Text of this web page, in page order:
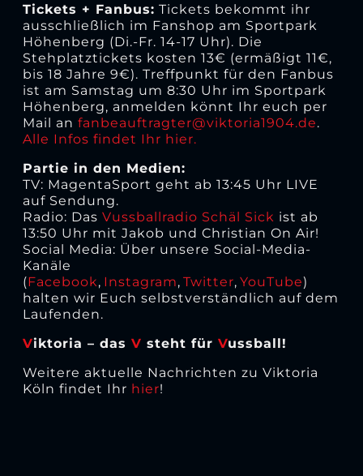
Tickets + Fanbus: Tickets bekommt ihr
ausschließlich im Fanshop am Sportpark
Höhenberg (Di.-Fr. 14-17 Uhr). Die
Stehplatztickets kosten 13€ (ermäßigt 11€,
bis 18 Jahre 9€). Treffpunkt für den Fanbus
ist am Samstag um 8:30 Uhr im Sportpark
Höhenberg, anmelden könnt Ihr euch per
Mail an fanbeauftragter@viktoria1904.de.
Alle Infos findet Ihr hier.
Partie in den Medien:
TV: MagentaSport geht ab 13:45 Uhr LIVE
auf Sendung.
Radio: Das Vussballradio Schäl Sick ist ab
13:50 Uhr mit Jakob und Christian On Air!
Social Media: Über unsere Social-Media-
Kanäle
(Facebook, Instagram, Twitter, YouTube)
halten wir Euch selbstverständlich auf dem
Laufenden.
Viktoria – das V steht für Vussball!
Weitere aktuelle Nachrichten zu Viktoria
Köln findet Ihr hier!